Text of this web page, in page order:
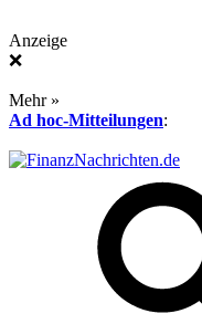
Anzeige
❌
Mehr »
Ad hoc-Mitteilungen: